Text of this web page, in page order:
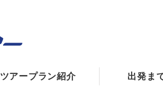
ツアープラン紹介 出発ま